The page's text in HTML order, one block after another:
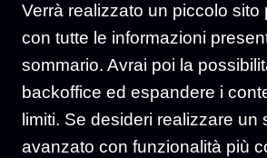
Verrà realizzato un piccolo sito
con tutte le informazioni
sommario. Avrai poi la
backoffice ed espandere i
limiti. Se desideri realizzare un
avanzato con funzionalità più